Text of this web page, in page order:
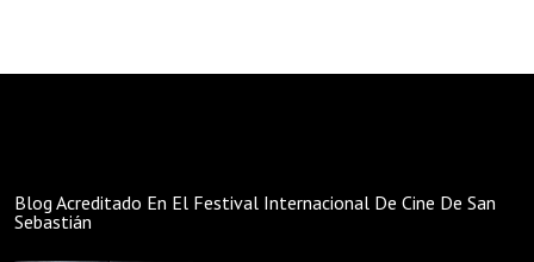
Blog Acreditado En El Festival Internacional De Cine De San
Sebastián